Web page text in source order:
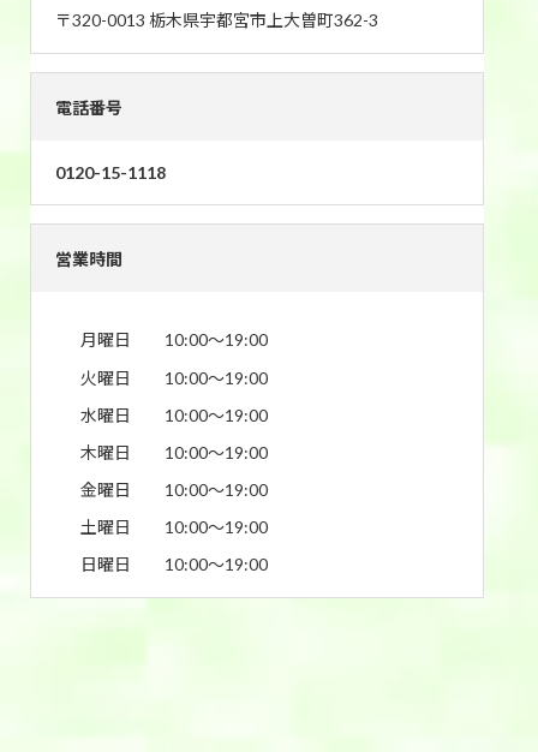
〒320-0013 栃木県宇都宮市上大曽町362-3
電話番号
0120-15-1118
営業時間
月曜日
10:00〜19:00
火曜日
10:00〜19:00
水曜日
10:00〜19:00
木曜日
10:00〜19:00
金曜日
10:00〜19:00
土曜日
10:00〜19:00
日曜日
10:00〜19:00